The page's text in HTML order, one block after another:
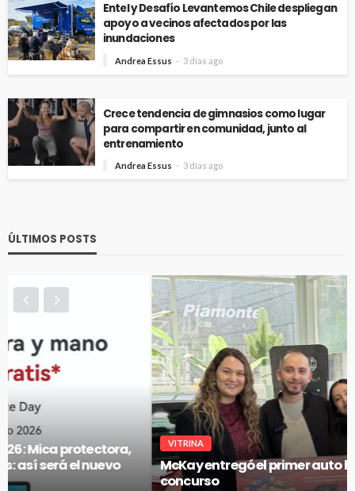
Entel y Desafío Levantemos Chile despliegan
apoyo a vecinos afectados por las
inundaciones
Andrea Essus 3 días ago
Crece tendencia de gimnasios como lugar
para compartir en comunidad, junto al
entrenamiento
Andrea Essus 3 días ago
ÚLTIMOS POSTS
VITRINA
McKay entregó el primer auto híbrido de su gran
concurso